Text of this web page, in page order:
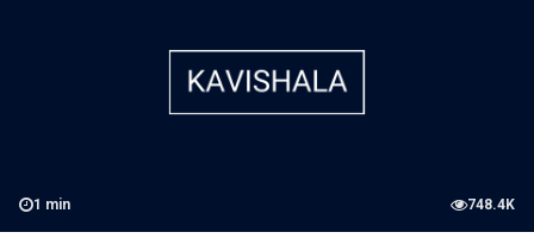
1 min 748.4K